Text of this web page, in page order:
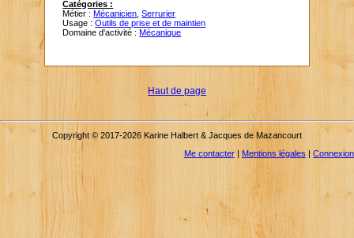
Catégories :
Métier :Mécanicien ,Serrurier
Usage :Outils de prise et de maintien
Domaine d'activité :Mécanique
Haut de page
Copyright © 2017-2026 Karine Halbert & Jacques de Mazancourt
Me contacter
Mentions légales Connexion